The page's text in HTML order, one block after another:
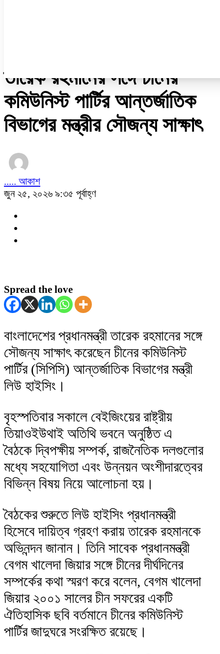
তারেক রহমানের সঙ্গে চীনের
কমিউনিস্ট পার্টির আন্তর্জাতিক
বিভাগের মন্ত্রীর সৌজন্য সাক্ষাৎ
..... আকাশ
জুন ২৫, ২০২৬ ৯:৩৫ পূর্বাহ্ণ
Spread the love
বাংলাদেশের প্রধানমন্ত্রী তারেক রহমানের সঙ্গে
সৌজন্য সাক্ষাৎ করেছেন চীনের কমিউনিস্ট
পার্টির (সিপিসি) আন্তর্জাতিক বিভাগের মন্ত্রী
লিউ হাইসিং।
বৃহস্পতিবার সকালে বেইজিংয়ের রাষ্ট্রীয়
তিয়াওইউথাই অতিথি ভবনে অনুষ্ঠিত এ
বৈঠকে দ্বিপক্ষীয় সম্পর্ক, রাজনৈতিক দলগুলোর
মধ্যে সহযোগিতা এবং উন্নয়ন অংশীদারত্বের
বিভিন্ন বিষয় নিয়ে আলোচনা হয়।
বৈঠকের শুরুতে লিউ হাইসিং প্রধানমন্ত্রী
হিসেবে দায়িত্ব গ্রহণ করায় তারেক রহমানকে
অভিনন্দন জানান। তিনি সাবেক প্রধানমন্ত্রী
বেগম খালেদা জিয়ার সঙ্গে চীনের দীর্ঘদিনের
সম্পর্কের কথা স্মরণ করে বলেন, বেগম খালেদা
জিয়ার ২০০১ সালের চীন সফরের একটি
ঐতিহাসিক ছবি বর্তমানে চীনের কমিউনিস্ট
পার্টির জাদুঘরে সংরক্ষিত রয়েছে।